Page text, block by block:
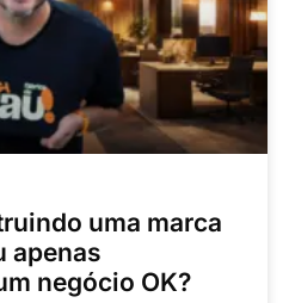
uma marca
apenas
negócio OK?